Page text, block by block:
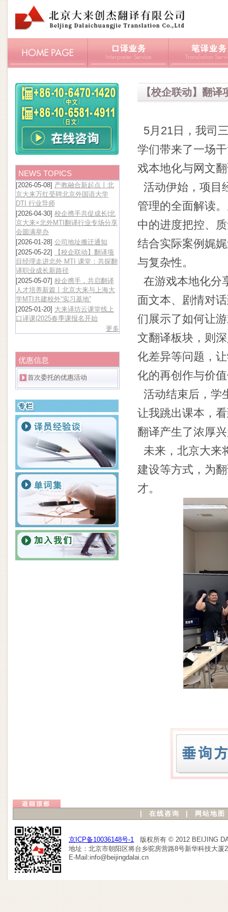
NEWS TOPICS
[2026-05-08] 产教融合新起点丨北
京大来万红受聘北京外国语大学
DTI 行业导师
[2026-04-30] 校企携手共促成长|北
京大来×北外MTI翻译行业专场分享
会圆满举办
[2026-01-28] 公司地址搬迁通知
[2025-05-22]
【校企联动】翻译项
目经理走进北外 MTI 课堂：共探翻
译职业成长新路径
[2025-05-07] 校企携手，共启翻译
人才培养新篇丨北京大来与上海大
学MTI共建校外“实习基地”
[2025-01-20] 大来译坊云课堂线上
口译课|2025春季课报名开始
更多
优惠信息
首次委托的优惠活动
【校企联动】翻
5月21日，我司
学们带来了一场
戏本地化与网文
活动伊始，项目
管理的全面解读
中的进度把控、
结合实际案例娓
与复杂性。
在游戏本地化分
面文本、剧情对
们展示了如何让
文翻译板块，则
化差异等问题，
化的再创作与价
活动结束后，学
让我跳出课本，
翻译产生了浓厚
未来，北京大来
建设等方式，为
才。
在线咨询 网站地图
京ICP备10036148号-1 版权所有 © 2012 BEIJING
地址：北京市朝阳区将台乡驼房营路8号新华科技大
E-Mail:info@beijingdalai.cn